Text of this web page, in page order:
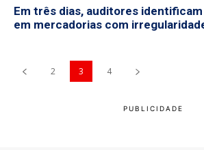
Em três dias, auditores identificam
em mercadorias com
2 3 4